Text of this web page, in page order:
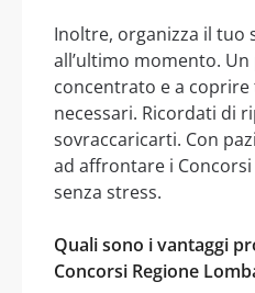
Inoltre, organizza il tuo
all’ultimo momento.
concentrato e a
necessari. Ricordati di
sovraccaricarti. Con
ad affrontare i
senza stress.
Quali sono i vantaggi
Concorsi Regione